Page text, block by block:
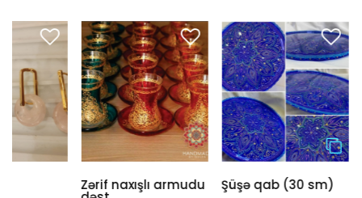
Zərif naxışlı armudu
Şüşə qab (30 sm)
Salfet